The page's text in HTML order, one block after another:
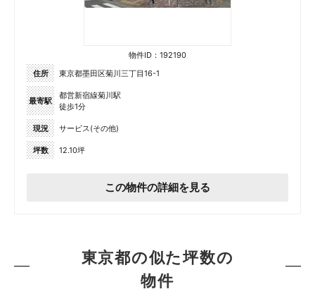
物件ID：192190
住所
東京都墨田区菊川三丁目16-1
最寄駅
都営新宿線菊川駅
徒歩1分
現況 サービス(その他)
坪数 12.10坪
この物件の詳細を見る
東京都の似た坪数の
物件